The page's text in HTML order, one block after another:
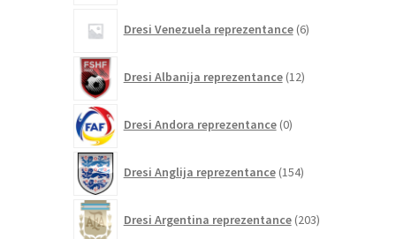
Dresi Venezuela reprezentance 6izdelkov
Dresi Albanija reprezentance 12izdelkov
Dresi Andora reprezentance 0izdelkov
Dresi Anglija reprezentance 154izdelkov
Dresi Argentina reprezentance 203izdelki